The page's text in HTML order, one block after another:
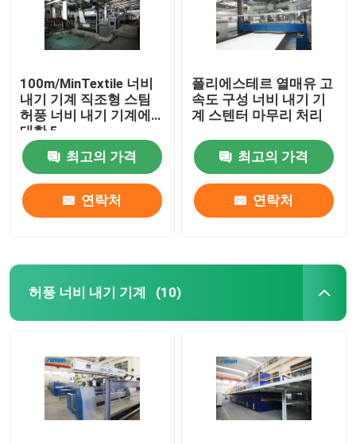
100m/MinTextile 너비
내기 기계 직조형 스팀
허풍 너비 내기 기계에
대한 5
최고의 가격
연락처
폴리에스테르 열매유 고
속도 구성 너비 내기 기
계 스텐터 마무리 처리
최고의 가격
연락처
허풍 너비 내기 기계 (10)